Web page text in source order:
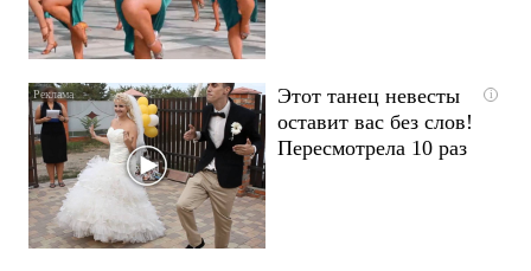
i
Этот танец невесты
оставит вас без слов!
Пересмотрела 10 раз